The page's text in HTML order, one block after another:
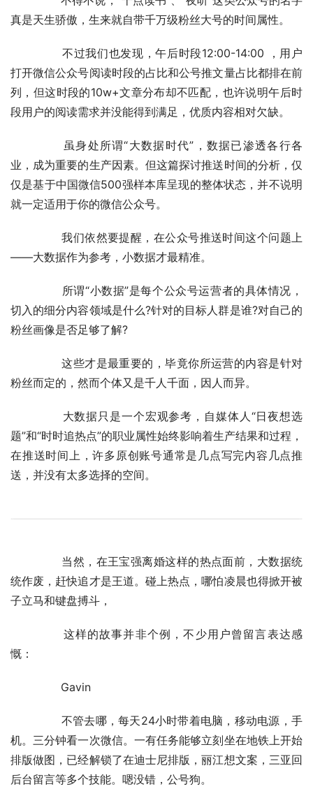
真是天生骄傲，生来就自带千万级粉丝大号的时间属性。
打开微信公众号阅读时段的占比和公号推文量占比都排在前
列，但这时段的10w+文章分布却不匹配，也许说明午后时
段用户的阅读需求并没能得到满足，优质内容相对欠缺。
业，成为重要的生产因素。但这篇探讨推送时间的分析，仅
仅是基于中国微信500强样本库呈现的整体状态，并不说明
就一定适用于你的微信公众号。
——大数据作为参考，小数据才最精准。
切入的细分内容领域是什么?针对的目标人群是谁?对自己的
粉丝画像是否足够了解?
粉丝而定的，然而个体又是千人千面，因人而异。
题”和“时时追热点”的职业属性始终影响着生产结果和过程，
在推送时间上，许多原创账号通常是几点写完内容几点推
送，并没有太多选择的空间。
统作废，赶快追才是王道。碰上热点，哪怕凌晨也得掀开被
子立马和键盘搏斗，
慨：
	　　Gavin
机。三分钟看一次微信。一有任务能够立刻坐在地铁上开始
排版做图，已经解锁了在迪士尼排版，丽江想文案，三亚回
后台留言等多个技能。嗯没错，公号狗。